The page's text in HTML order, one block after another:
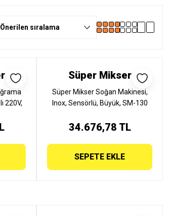
220V,
Süper Mikser
Süper Mikser Soğan Makinesi,
Inox, Sensörlü, Büyük, SM-130
34.676,78 TL
SEPETE EKLE